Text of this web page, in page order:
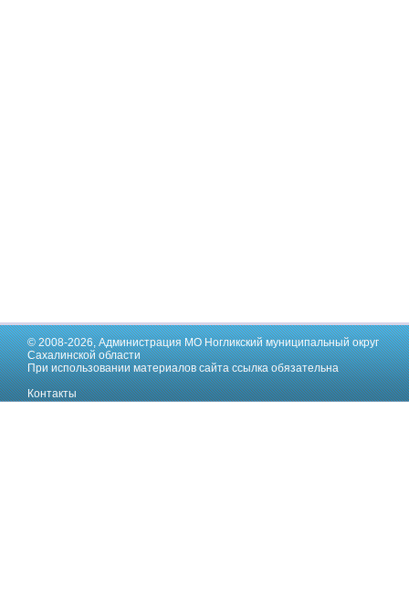
© 2008-2026,Администрация МО Ногликский муниципальный округ
Сахалинской области
При использовании материалов сайта ссылка обязательна
Контакты